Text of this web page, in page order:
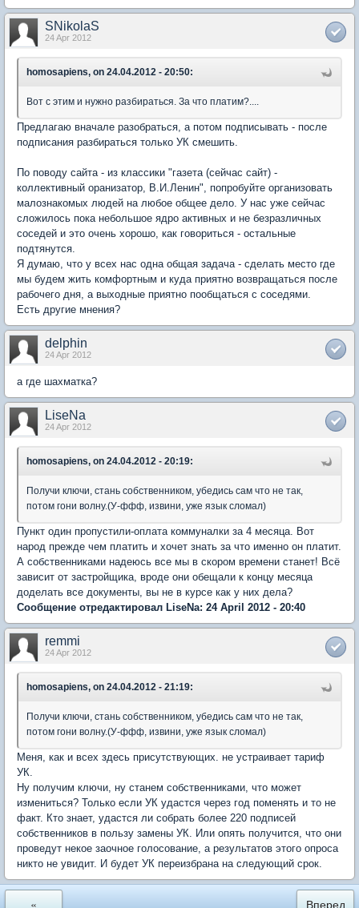
SNikolaS
24 Apr 2012
homosapiens, on 24.04.2012 - 20:50:
Вот с этим и нужно разбираться. За что платим?....
Предлагаю вначале разобраться, а потом подписывать - после
подписания разбираться только УК смешить.
По поводу сайта - из классики "газета (сейчас сайт) -
коллективный оранизатор, В.И.Ленин", попробуйте организовать
малознакомых людей на любое общее дело. У нас уже сейчас
сложилось пока небольшое ядро активных и не безразличных
соседей и это очень хорошо, как говориться - остальные
подтянутся.
Я думаю, что у всех нас одна общая задача - сделать место где
мы будем жить комфортным и куда приятно возвращаться после
рабочего дня, а выходные приятно пообщаться с соседями.
Есть другие мнения?
delphin
24 Apr 2012
а где шахматка?
LiseNa
24 Apr 2012
homosapiens, on 24.04.2012 - 20:19:
Получи ключи, стань собственником, убедись сам что не так,
потом гони волну.(У-ффф, извини, уже язык сломал)
Пункт один пропустили-оплата коммуналки за 4 месяца. Вот
народ прежде чем платить и хочет знать за что именно он платит.
А собственниками надеюсь все мы в скором времени станет! Всё
зависит от застройщика, вроде они обещали к концу месяца
доделать все документы, вы не в курсе как у них дела?
Сообщение отредактировал LiseNa: 24 April 2012 - 20:40
remmi
24 Apr 2012
homosapiens, on 24.04.2012 - 21:19:
Получи ключи, стань собственником, убедись сам что не так,
потом гони волну.(У-ффф, извини, уже язык сломал)
Меня, как и всех здесь присутствующих. не устраивает тариф
УК.
Ну получим ключи, ну станем собственниками, что может
измениться? Только если УК удастся через год поменять и то не
факт. Кто знает, удастся ли собрать более 220 подписей
собственников в пользу замены УК. Или опять получится, что они
проведут некое заочное голосование, а результатов этого опроса
никто не увидит. И будет УК переизбрана на следующий срок.
« Вперед